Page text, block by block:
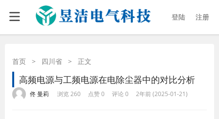
登陆 注册
首页 > 四川省 > 正文
高频电源与工频电源在电除尘器中的对比分析
佟 曼莉 浏览 260 点赞 0 评论 0 2年前 (2025-01-21)